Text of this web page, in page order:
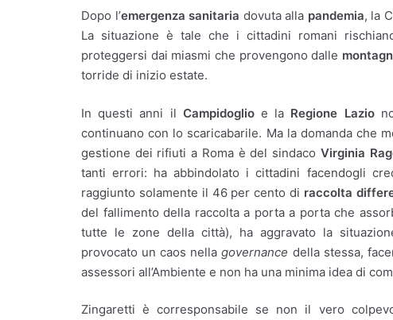
Dopo l’emergenza sanitaria dovuta alla pandemia, la
La situazione è tale che i cittadini romani
proteggersi dai miasmi che provengono dalle
torride di inizio estate.
In questi anni il Campidoglioe la Regione Lazio
continuano con lo scaricabarile. Ma la domanda che
gestione dei rifiuti a Roma è del sindaco Virginia
tanti errori: ha abbindolato i cittadini facendogli
raggiunto solamente il 46 per cento di raccolta
del fallimento della raccolta a porta a porta che
tutte le zone della città), ha aggravato la
provocato un caos nellagovernance della stessa,
assessori all’Ambiente e non ha una minima idea di
Zingaretti è corresponsabile se non il vero